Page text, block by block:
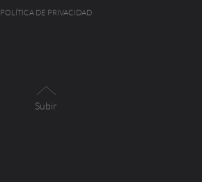
POLÍTICA DE PRIVACIDAD
Subir